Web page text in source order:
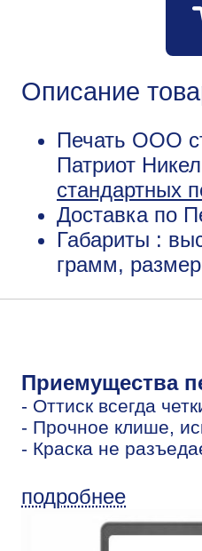
Описание
Печать ООО
Патриот
стандартных
Доставка по
Габариты :
грамм,
Приемущества
- Оттиск всегда
- Прочное клише,
- Краска не
подробнее